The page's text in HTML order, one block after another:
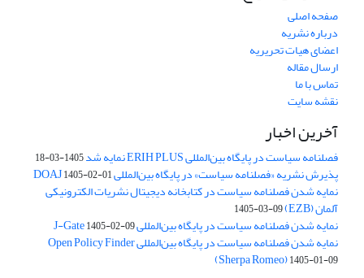
صفحه اصلی
درباره نشریه
اعضای هیات تحریریه
ارسال مقاله
تماس با ما
نقشه سایت
آخرین اخبار
فصلنامه سیاست در پایگاه بین‌المللی ERIH PLUS نمایه شد 1405-03-18
پذیرش نشریه «فصلنامه سیاست» در پایگاه بین‌المللی DOAJ1405-02-01
نمایه شدن فصلنامه سیاست در کتابخانه دیجیتال نشریات الکترونیکی
آلمان (EZB) 1405-03-09
نمایه شدن فصلنامه سیاست در پایگاه بین‌المللی J-Gate1405-02-09
نمایه شدن فصلنامه سیاست در پایگاه بین‌المللی Open Policy Finder
(Sherpa Romeo)1405-01-09